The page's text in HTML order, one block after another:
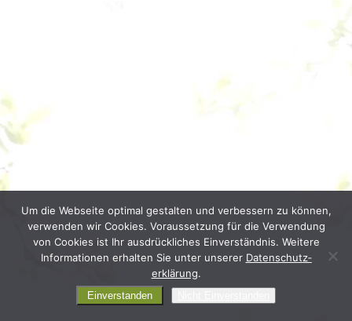
Um die Webseite optimal gestalten und verbessern zu können,
verwenden wir Cookies. Voraussetzung für die Verwendung
von Cookies ist Ihr ausdrückliches Einverständnis. Weitere
Informationen erhalten Sie unter unserer Daten­schutz­
erklärung.
Einverstanden